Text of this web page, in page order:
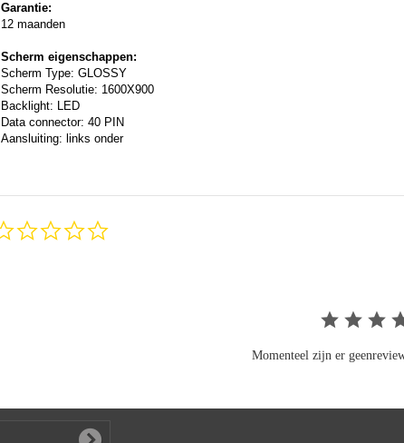
Garantie:
12 maanden
Scherm eigenschappen:
Scherm Type: GLOSSY
Scherm Resolutie: 1600X900
Backlight: LED
Data connector: 40 PIN
Aansluiting: links onder
Momenteel zijn er